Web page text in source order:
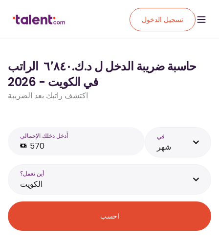
تسجيل الدخول
حاسبة ضريبة الدخل ل د.ك.‏٦٬٨٤٠ ‏ الراتب
في الكويت - 2026
اكتشف راتبك بعد الضريبة
أَدخل دخلك الإجمالي في
شهر
أين تعمل؟
الكويت
احسب